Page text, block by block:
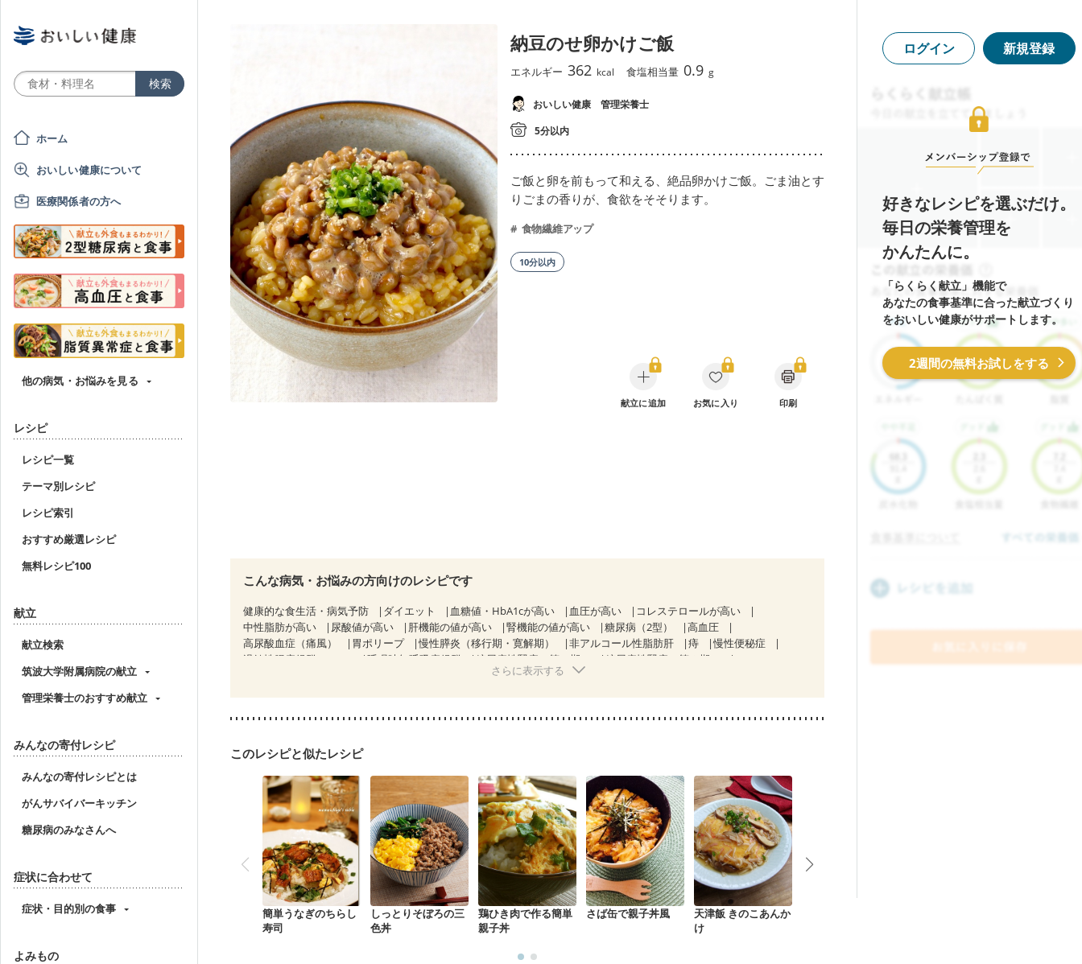
ホーム
おいしい健康について
医療関係者の方へ
他の病気・お悩みを見る
レシピ
レシピ一覧
テーマ別レシピ
レシピ索引
おすすめ厳選レシピ
無料レシピ100
献立
献立検索
筑波大学附属病院の献立
管理栄養士のおすすめ献立
みんなの寄付レシピ
みんなの寄付レシピとは
がんサバイバーキッチン
糖尿病のみなさんへ
症状に合わせて
症状・目的別の食事
よみもの
納豆のせ卵かけご飯
エネルギー 362 kcal 食塩相当量 0.9 g
おいしい健康 管理栄養士
5分以内
ご飯と卵を前もって和える、絶品卵かけご飯。ごま油とす
りごまの香りが、食欲をそそります。
食物繊維アップ
10分以内
献立に追加 お気に入り 印刷
こんな病気・お悩みの方向けのレシピです
健康的な食生活・病気予防 ダイエット 血糖値・HbA1cが高い 血圧が高い
コレステロールが高い
中性脂肪が高い
尿酸値が高い 肝機能の値が高い 腎機能の値が高い 糖尿病（2型）
高血圧
高尿酸血症（痛風）
胃ポリープ 慢性膵炎（移行期・寛解期） 非アルコール性脂肪肝 痔
慢性便秘症
過敏性腸症候群（IBS）
睡眠時無呼吸症候群 糖尿病性腎症（第１期）
糖尿病性腎症（第２期）
CKD（ステージ２）
産後（ミルク）
骨折 骨粗しょう症 関節リウマチ 乾癬 フレイル（年齢に合わせた体作り）
低栄養予防
さらに表示する
このレシピと似たレシピ
簡単うなぎのちらし
寿司
しっとりそぼろの三
色丼
鶏ひき肉で作る簡単
親子丼
さば缶で親子丼風
天津飯 きのこあんか
け
ログイン 新規登録
好きなレシピを選ぶだけ。
毎日の栄養管理を
かんたんに。
「らくらく献立」機能で
あなたの食事基準に合った献立づくり
をおいしい健康がサポートします。
2週間の無料お試しをする